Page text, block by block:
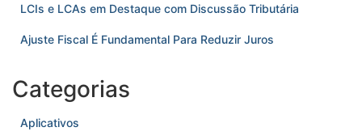
LCIs e LCAs em Destaque com Discussão Tributária
Ajuste Fiscal É Fundamental Para Reduzir Juros
Categorias
Aplicativos